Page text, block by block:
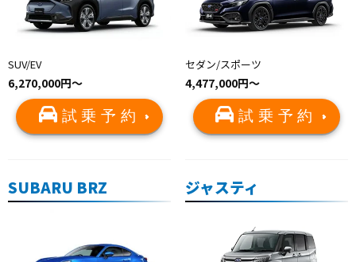
SUV/EV
6,270,000円〜
試乗予約
セダン/スポーツ
4,477,000円〜
試乗予約
SUBARU BRZ ジャスティ